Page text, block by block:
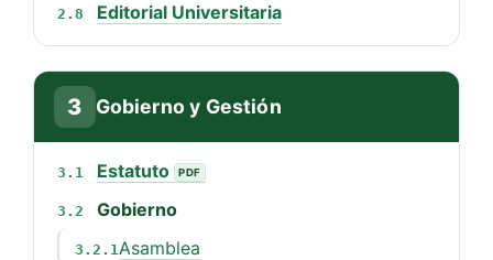
2.8 Editorial Universitaria
3 Gobierno y Gestión
3.1 Estatuto
3.2 Gobierno
3.2.1 Asamblea